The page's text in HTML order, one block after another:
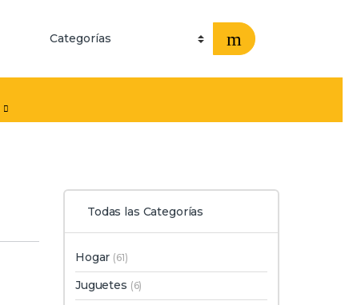
Todas las Categorías
Hogar (61)
Juguetes (6)